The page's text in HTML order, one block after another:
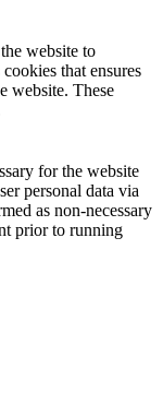
website to
that ensures
website. These
for the website
personal data via
as non-necessary
prior to running